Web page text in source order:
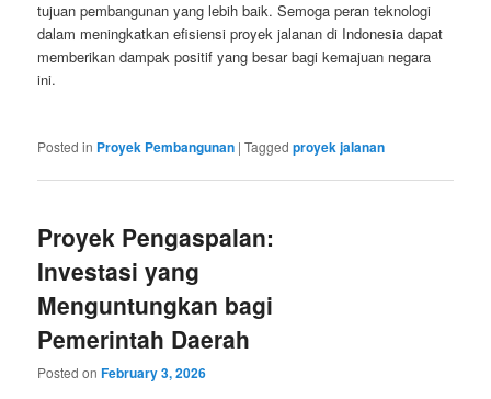
tujuan pembangunan yang lebih baik. Semoga peran teknologi
dalam meningkatkan efisiensi proyek jalanan di Indonesia dapat
memberikan dampak positif yang besar bagi kemajuan negara
ini.
Posted in Proyek Pembangunan |Tagged proyek jalanan
Proyek Pengaspalan:
Investasi yang
Menguntungkan bagi
Pemerintah Daerah
Posted onFebruary 3, 2026